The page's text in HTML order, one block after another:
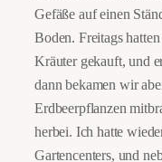
Gefäße auf einen
Boden. Freitags
Kräuter gekauft, und
dann bekamen wir
Erdbeerpflanzen
herbei. Ich hatte
Gartencenters, und